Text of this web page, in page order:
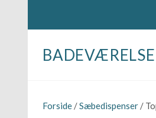
Forside /Sæbedispenser /